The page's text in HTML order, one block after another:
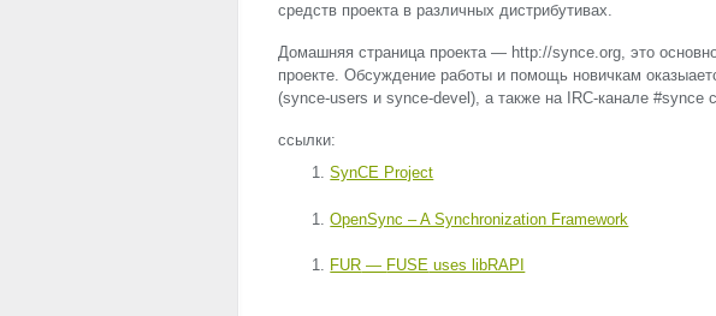
средств проекта в различных дистрибутивах.
Домашняя страница проекта — http://synce.org, это
проекте. Обсуждение работы и помощь новичкам
(synce-users и synce-devel), а также на IRC-канале #synce
ссылки:
SynCE Project
OpenSync – A Synchronization Framework
FUR — FUSE uses libRAPI